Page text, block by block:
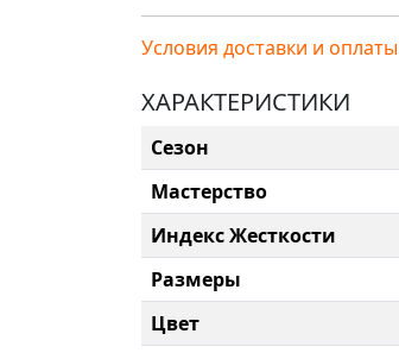
Условия доставки и оплаты
ХАРАКТЕРИСТИКИ
Сезон
Мастерство
Индекс Жесткости
Размеры
Цвет